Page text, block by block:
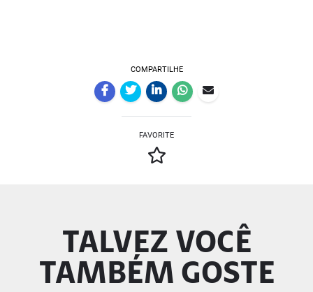
COMPARTILHE
FAVORITE
TALVEZ VOCÊ
TAMBÉM GOSTE